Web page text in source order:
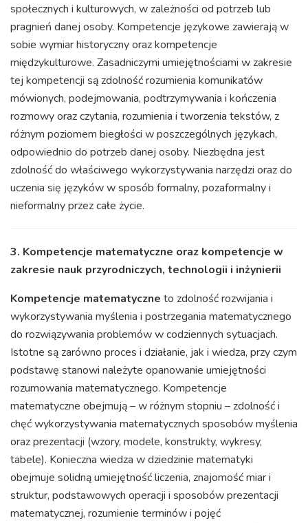
społecznych i kulturowych, w zależności od potrzeb lub
pragnień danej osoby. Kompetencje językowe zawierają w
sobie wymiar historyczny oraz kompetencje
międzykulturowe. Zasadniczymi umiejętnościami w zakresie
tej kompetencji są zdolność rozumienia komunikatów
mówionych, podejmowania, podtrzymywania i kończenia
rozmowy oraz czytania, rozumienia i tworzenia tekstów, z
różnym poziomem biegłości w poszczególnych językach,
odpowiednio do potrzeb danej osoby. Niezbędna jest
zdolność do właściwego wykorzystywania narzędzi oraz do
uczenia się języków w sposób formalny, pozaformalny i
nieformalny przez całe życie.
3. Kompetencje matematyczne oraz kompetencje w
zakresie nauk przyrodniczych, technologii i inżynierii
Kompetencje matematyczne to zdolność rozwijania i
wykorzystywania myślenia i postrzegania matematycznego
do rozwiązywania problemów w codziennych sytuacjach.
Istotne są zarówno proces i działanie, jak i wiedza, przy czym
podstawę stanowi należyte opanowanie umiejętności
rozumowania matematycznego. Kompetencje
matematyczne obejmują – w różnym stopniu – zdolność i
chęć wykorzystywania matematycznych sposobów myślenia
oraz prezentacji (wzory, modele, konstrukty, wykresy,
tabele). Konieczna wiedza w dziedzinie matematyki
obejmuje solidną umiejętność liczenia, znajomość miar i
struktur, podstawowych operacji i sposobów prezentacji
matematycznej, rozumienie terminów i pojęć